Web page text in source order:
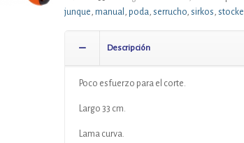
junque, manual , poda, serrucho, sirkos,
Descripción
Poco esfuerzo para el corte.
Largo 33 cm.
Lama curva.